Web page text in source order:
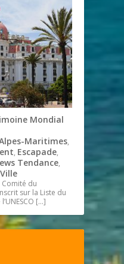
Mondial
Maritimes,
, Escapade,
Tendance,
Ville
du
sur la Liste du
[…]